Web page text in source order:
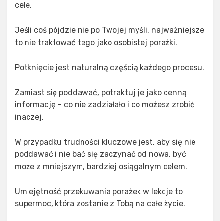
cele.
Jeśli coś pójdzie nie po Twojej myśli, najważniejsze
to nie traktować tego jako osobistej porażki.
Potknięcie jest naturalną częścią każdego procesu.
Zamiast się poddawać, potraktuj je jako cenną
informację – co nie zadziałało i co możesz zrobić
inaczej.
W przypadku trudności kluczowe jest, aby się nie
poddawać i nie bać się zaczynać od nowa, być
może z mniejszym, bardziej osiągalnym celem.
Umiejętność przekuwania porażek w lekcje to
supermoc, która zostanie z Tobą na całe życie.